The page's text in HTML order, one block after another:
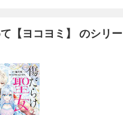
カート
めて【ヨコヨミ】: 22
【ヨコヨミ】 のシリー